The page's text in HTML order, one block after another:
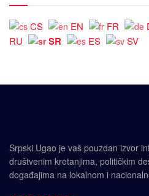
CS EN FR
RU
SR ES SV
Srpski Ugao je vaš pouzdan izvor
društvenim kretanjima, političkim
događajima na lokalnom i